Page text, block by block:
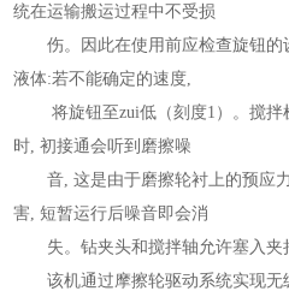
统在运输搬运过程中不受损
伤。因此在使用前应检查旋钮
液体:若不能确定的速度,
将旋钮至zui低（刻度1）。搅
时, 初接通会听到磨擦噪
音, 这是由于磨擦轮衬上的预应
害, 短暂运行后噪音即会消
失。钻夹头和搅拌轴允许塞入夹
该机通过摩擦轮驱动系统实现